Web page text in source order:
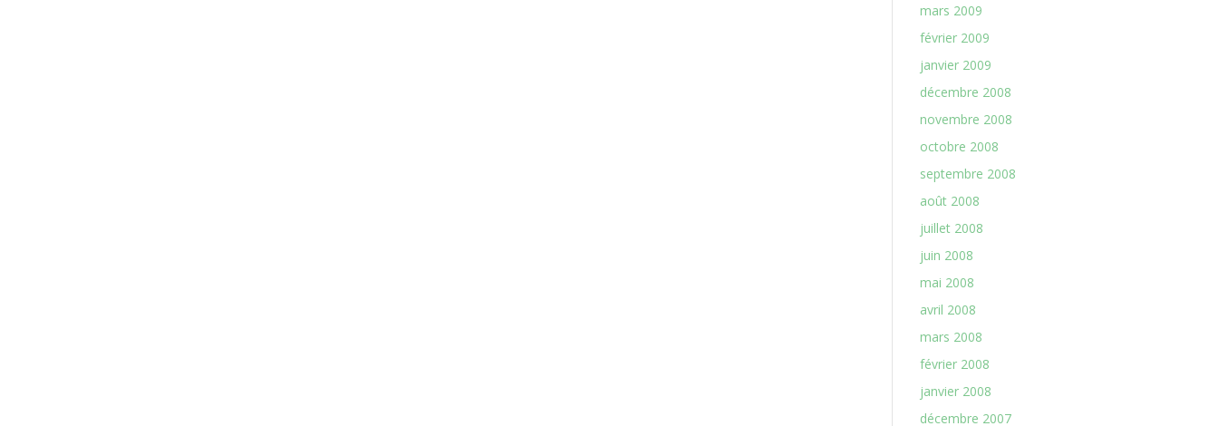
mars 2009
février 2009
janvier 2009
décembre 2008
novembre 2008
octobre 2008
septembre 2008
août 2008
juillet 2008
juin 2008
mai 2008
avril 2008
mars 2008
février 2008
janvier 2008
décembre 2007